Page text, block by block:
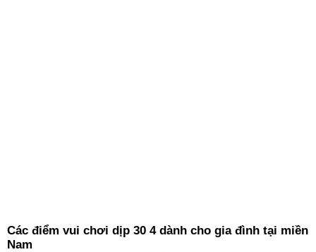
Các điểm vui chơi dịp 30 4 dành cho gia đình tại miền
Nam